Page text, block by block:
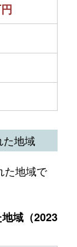
た地域
た地域で
域（2023